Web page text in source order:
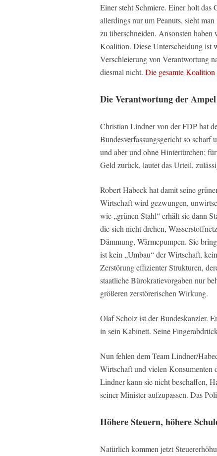
Einer steht Schmiere. Einer holt
allerdings nur um Peanuts, sieht
zu überschneiden. Ansonsten
Koalition. Diese Unterscheidung ist
Verschleierung von Verantwortung
diesmal nicht. Die gesamte
Die Verantwortung der Ampel
Christian Lindner von der FDP hat
Bundesverfassungsgericht so
und aber und ohne Hintertürchen;
Geld zurück, lautet das Urteil,
Robert Habeck hat damit seine
Wirtschaft wird gezwungen,
wie „grünen Stahl“ erhält sie dann
die sich nicht drehen,
Dämmung, Wärmepumpen. Sie
ist kein „Umbau“ der Wirtschaft,
Zerstörung effizienter Strukturen,
staatliche Bürokratievorgaben nur
größeren zerstörerischen Wirkung.
Olaf Scholz ist der Bundeskanzler.
in sein Kabinett. Seine
Nun fehlen dem Team Lindner/
Wirtschaft und vielen Konsumenten
Lindner kann sie nicht beschaffen,
seiner Minister aufzupassen. Das
Höhere Steuern, höhere
Natürlich kommen jetzt